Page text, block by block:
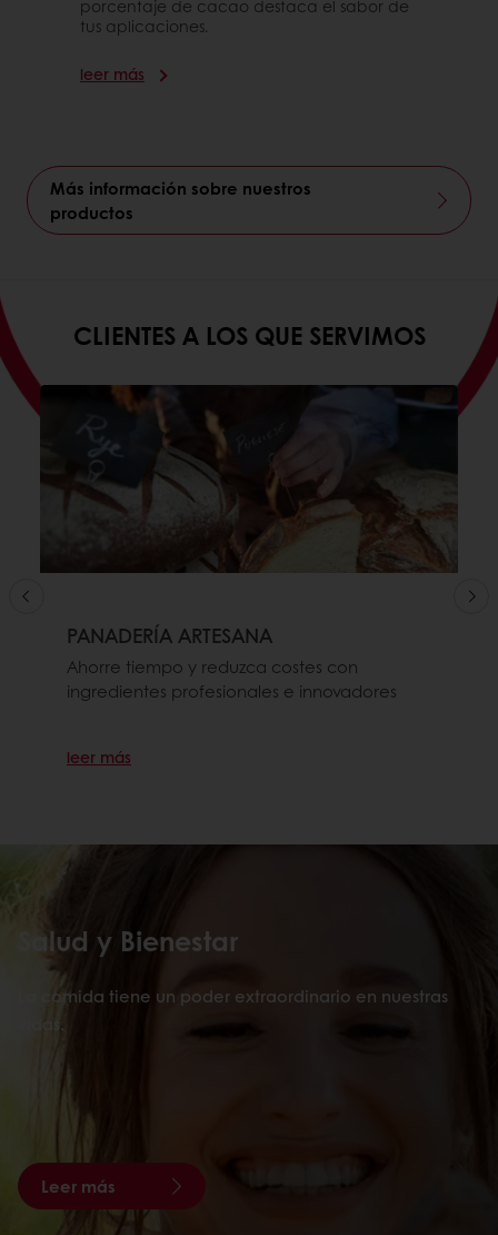
porcentaje de cacao destaca el sabor de
tus aplicaciones.
leer más
Más información sobre nuestros
productos
CLIENTES A LOS QUE SERVIMOS
PANADERÍA ARTESANA
Ahorre tiempo y reduzca costes con
ingredientes profesionales e innovadores
leer más
Salud y Bienestar
La comida tiene un poder extraordinario en nuestras
vidas.
Leer más